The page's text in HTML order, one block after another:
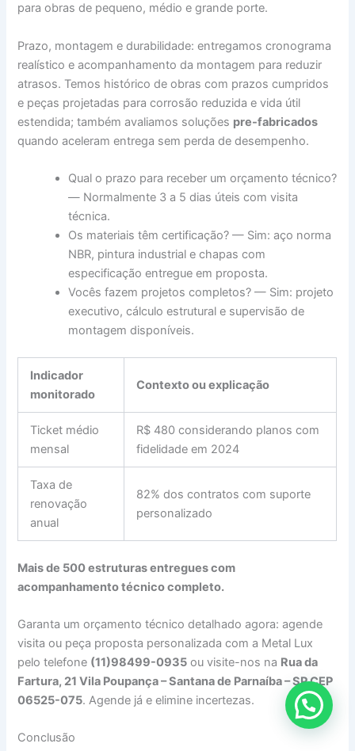
para obras de pequeno, médio e grande porte.
Prazo, montagem e durabilidade: entregamos cronograma
realístico e acompanhamento da montagem para reduzir
atrasos. Temos histórico de obras com prazos cumpridos
e peças projetadas para corrosão reduzida e vida útil
estendida; também avaliamos soluções pre-fabricados
quando aceleram entrega sem perda de desempenho.
Qual o prazo para receber um orçamento técnico?
— Normalmente 3 a 5 dias úteis com visita
técnica.
Os materiais têm certificação? — Sim: aço norma
NBR, pintura industrial e chapas com
especificação entregue em proposta.
Vocês fazem projetos completos? — Sim: projeto
executivo, cálculo estrutural e supervisão de
montagem disponíveis.
Indicador
monitorado
Contexto ou explicação
Ticket médio
mensal
R$ 480 considerando planos com
fidelidade em 2024
Taxa de
renovação
anual
82% dos contratos com suporte
personalizado
Mais de 500 estruturas entregues com
acompanhamento técnico completo.
Garanta um orçamento técnico detalhado agora: agende
visita ou peça proposta personalizada com a Metal Lux
pelo telefone (11)98499-0935 ou visite-nos na Rua da
Fartura, 21 Vila Poupança – Santana de Parnaíba – SP CEP
06525-075. Agende já e elimine incertezas.
Conclusão